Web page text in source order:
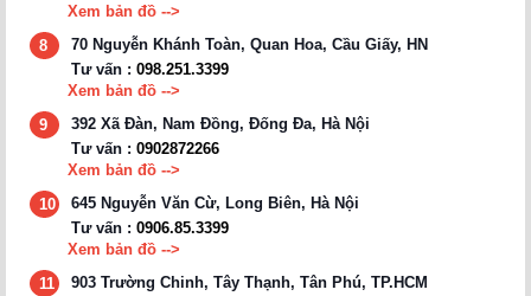
Xem bản đồ -->
8
70 Nguyễn Khánh Toàn, Quan Hoa, Cầu Giấy, HN
Tư vấn : 098.251.3399
Xem bản đồ -->
9
392 Xã Đàn, Nam Đồng, Đống Đa, Hà Nội
Tư vấn : 0902872266
Xem bản đồ -->
10
645 Nguyễn Văn Cừ, Long Biên, Hà Nội
Tư vấn : 0906.85.3399
Xem bản đồ -->
11
903 Trường Chinh, Tây Thạnh, Tân Phú, TP.HCM